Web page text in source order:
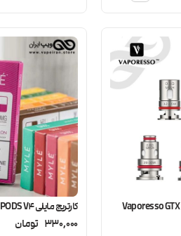
کویل جی تی ایکس ویپرسو Vaporesso GTX
کارتریج مایلی MYLE PODS V4
330,000 تومان